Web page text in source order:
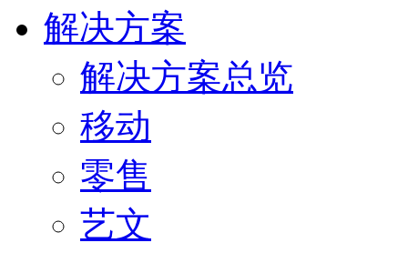
解决方案
解决方案总览
移动
零售
艺文